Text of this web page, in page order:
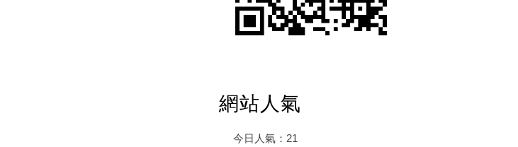
網站人氣
今日人氣： 21